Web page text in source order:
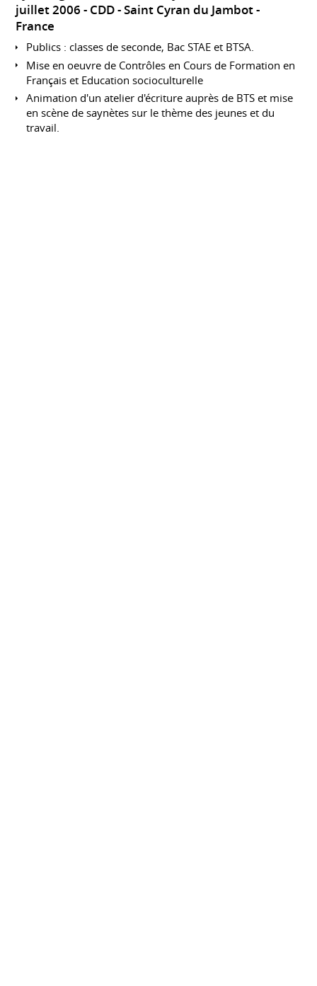
juillet 2006 CDD
Saint Cyran du Jambot
France
Publics : classes de seconde, Bac STAE et BTSA.
Mise en oeuvre de Contrôles en Cours de Formation en
Français et Education socioculturelle
Animation d'un atelier d'écriture auprès de BTS et mise
en scène de saynètes sur le thème des jeunes et du
travail.